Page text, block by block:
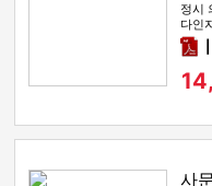
정시
다인
사